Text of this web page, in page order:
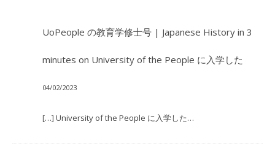
UoPeople の教育学修士号 | Japanese History in 3
minutes on University of the People に入学した
04/02/2023
[…] University of the People に入学した…